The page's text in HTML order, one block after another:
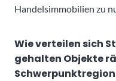
Handelsimmobilien zu
Wie verteilen sich
gehalten Objekte